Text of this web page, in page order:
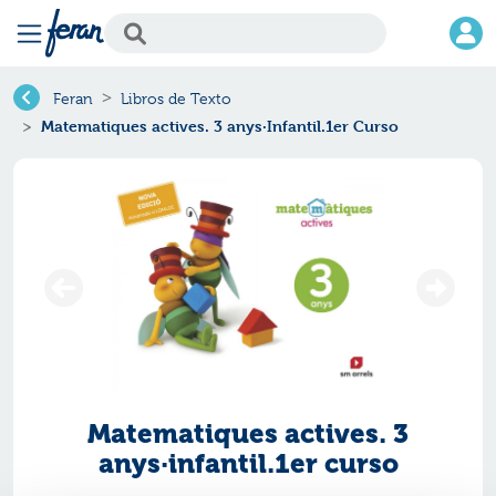
Feran Libros de Texto
Matematiques actives. 3 anys·Infantil.1er Curso
Matematiques actives. 3
anys·infantil.1er curso